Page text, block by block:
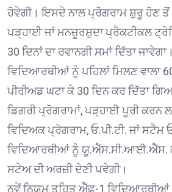
ਹੋਵੇਗੀ। ਇਸਦੇ ਨਾਲ ਪ੍ਰੋਗਰਾਮ ਸ਼ੁਰੂ ਹੋਣ ਤੋਂ
ਪੜ੍ਹਾਈ ਜਾਂ ਮਨਜ਼ੂਰਸ਼ੁਦਾ ਪ੍ਰੈਕਟੀਕਲ
30 ਦਿਨਾਂ ਦਾ ਰਵਾਨਗੀ ਸਮਾਂ ਦਿੱਤਾ
ਵਿਦਿਆਰਥੀਆਂ ਨੂੰ ਪਹਿਲਾਂ ਮਿਲਣ ਵਾਲਾ
ਪੀਰੀਅਡ ਘਟਾ ਕੇ 30 ਦਿਨ ਕਰ ਦਿੱਤਾ
ਡਿਗਰੀ ਪ੍ਰੋਗਰਾਮਾਂ, ਪੜ੍ਹਾਈ ਪੂਰੀ ਕਰਨ
ਵਿਦਿਅਕ ਪ੍ਰੋਗਰਾਮ, ਓ.ਪੀ.ਟੀ. ਜਾਂ ਸਟੈਮ
ਵਿਦਿਆਰਥੀਆਂ ਨੂੰ
ਸਟੇਅ ਦੀ ਅਰਜ਼ੀ ਦੇਣੀ ਪਵੇਗੀ।
ਨਵੇਂ ਨਿਯਮ ਤਹਿਤ ਐੱਫ਼-1 ਵਿਦਿਆਰਥੀਆਂ